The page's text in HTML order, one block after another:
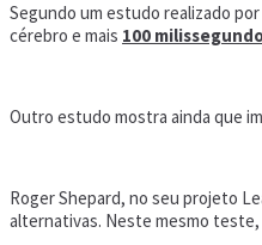
Segundo um estudo realizado
cérebro e mais 100
Outro estudo mostra ainda que
Roger Shepard, no seu projeto
alternativas. Neste mesmo teste,